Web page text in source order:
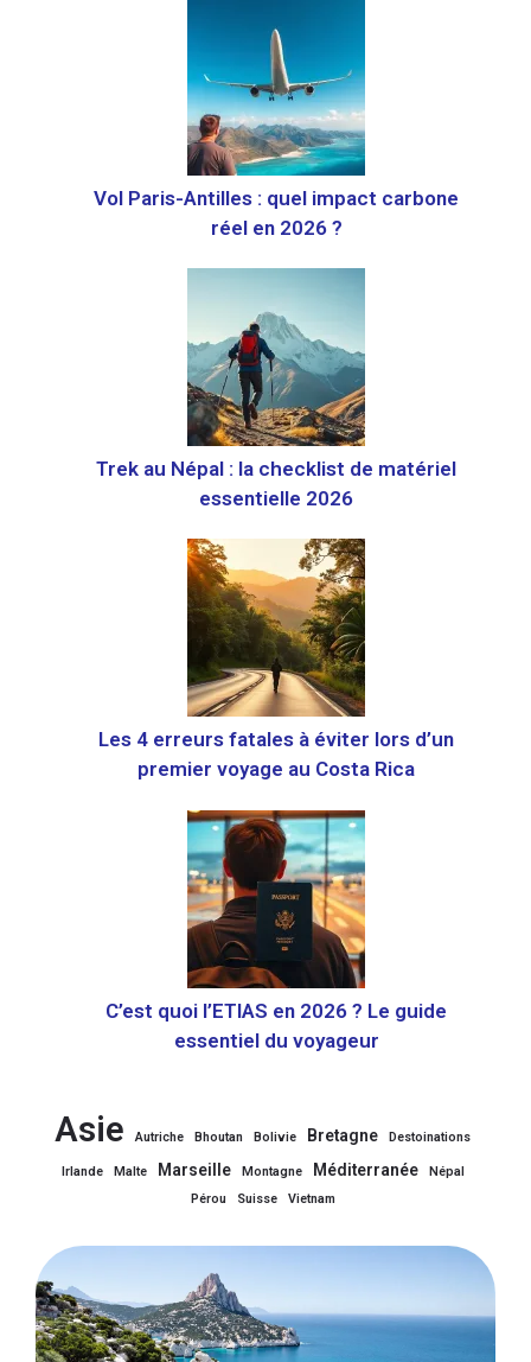
Vol Paris-Antilles : quel impact carbone
réel en 2026 ?
Trek au Népal : la checklist de matériel
essentielle 2026
Les 4 erreurs fatales à éviter lors d’un
premier voyage au Costa Rica
C’est quoi l’ETIAS en 2026 ? Le guide
essentiel du voyageur
Asie Autriche Bhoutan Bolivie Bretagne Destoinations
Irlande Malte Marseille Montagne Méditerranée
Népal
Pérou
Suisse Vietnam